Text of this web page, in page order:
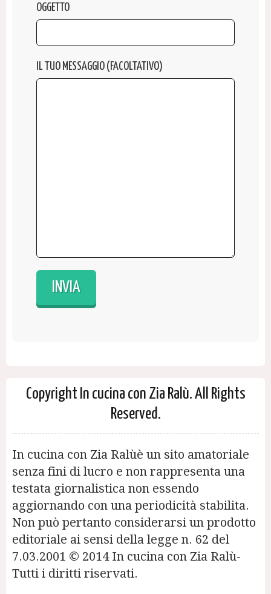
OGGETTO
IL TUO MESSAGGIO (FACOLTATIVO)
Copyright In cucina con Zia Ralù. All Rights
Reserved.
In cucina con Zia Ralùè un sito amatoriale
senza fini di lucro e non rappresenta una
testata giornalistica non essendo
aggiornando con una periodicità stabilita.
Non può pertanto considerarsi un prodotto
editoriale ai sensi della legge n. 62 del
7.03.2001 © 2014 In cucina con Zia Ralù-
Tutti i diritti riservati.